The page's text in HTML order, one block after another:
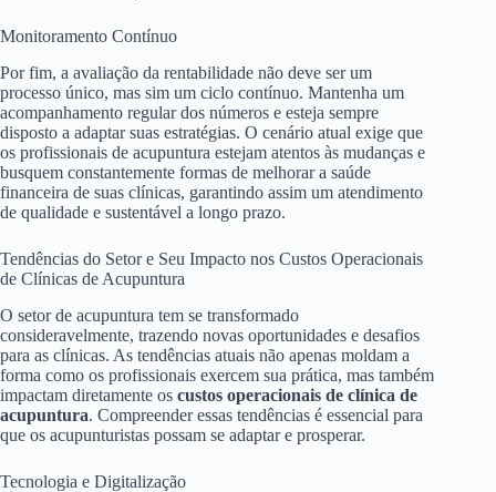
Monitoramento Contínuo
Por fim, a avaliação da rentabilidade não deve ser um
processo único, mas sim um ciclo contínuo. Mantenha um
acompanhamento regular dos números e esteja sempre
disposto a adaptar suas estratégias. O cenário atual exige que
os profissionais de acupuntura estejam atentos às mudanças e
busquem constantemente formas de melhorar a saúde
financeira de suas clínicas, garantindo assim um atendimento
de qualidade e sustentável a longo prazo.
Tendências do Setor e Seu Impacto nos Custos Operacionais
de Clínicas de Acupuntura
O setor de acupuntura tem se transformado
consideravelmente, trazendo novas oportunidades e desafios
para as clínicas. As tendências atuais não apenas moldam a
forma como os profissionais exercem sua prática, mas também
impactam diretamente os custos operacionais de clínica de
acupuntura. Compreender essas tendências é essencial para
que os acupunturistas possam se adaptar e prosperar.
Tecnologia e Digitalização